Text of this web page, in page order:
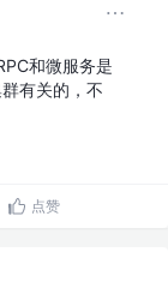
和微服务是
有关的，不
点赞